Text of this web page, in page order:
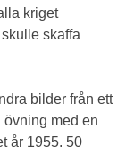
kriget
skaffa
bilder från ett
med en
år 1955. 50